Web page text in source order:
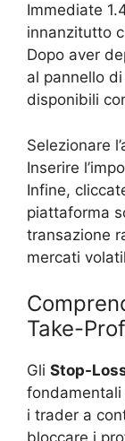
Immediate
innanzitutto
Dopo aver
al pannello
disponibili
Selezionare
Inserire
Infine,
piattaforma
transazione
mercati
Take-
Gli Stop-
i trader a